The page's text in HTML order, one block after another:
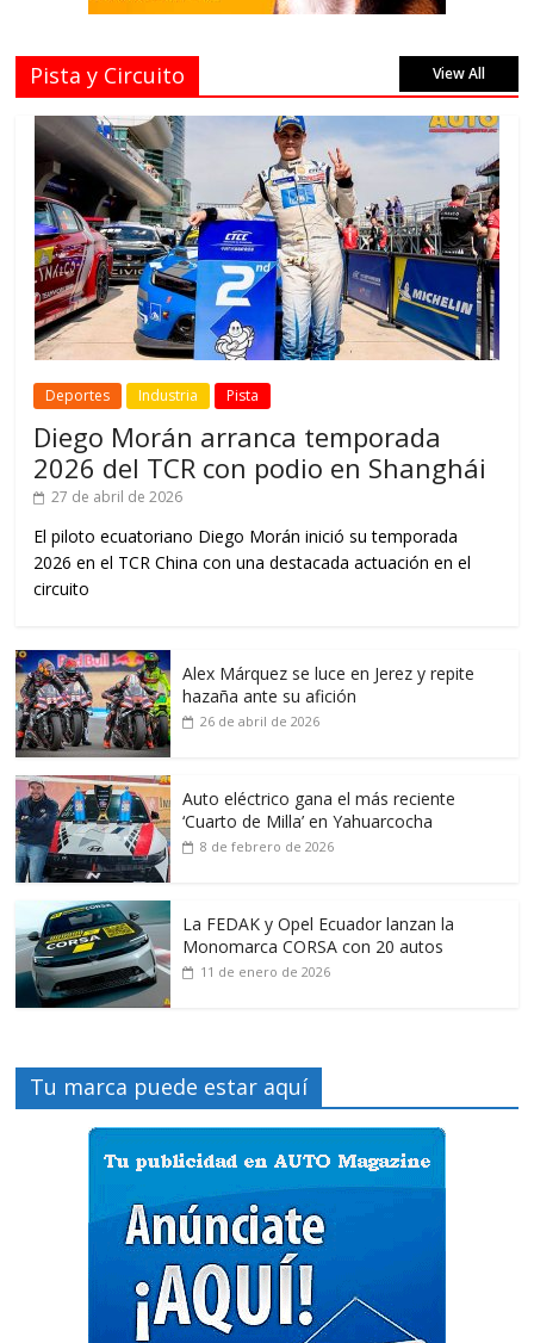
Pista y Circuito View All
Deportes Industria Pista
Diego Morán arranca temporada
2026 del TCR con podio en Shanghái
27 de abril de 2026
El piloto ecuatoriano Diego Morán inició su temporada
2026 en el TCR China con una destacada actuación en el
circuito
Alex Márquez se luce en Jerez y repite
hazaña ante su afición
26 de abril de 2026
Auto eléctrico gana el más reciente
‘Cuarto de Milla’ en Yahuarcocha
8 de febrero de 2026
La FEDAK y Opel Ecuador lanzan la
Monomarca CORSA con 20 autos
11 de enero de 2026
Tu marca puede estar aquí